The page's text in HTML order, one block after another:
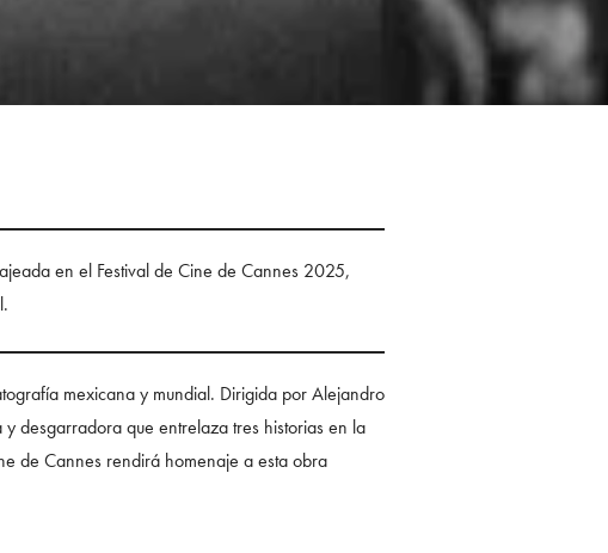
en el Festival de Cine de Cannes 2025,
mexicana y mundial. Dirigida por Alejandro
desgarradora que entrelaza tres historias en la
de Cannes rendirá homenaje a esta obra